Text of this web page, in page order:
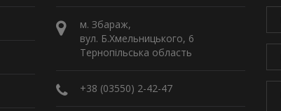
м. Збараж,
вул. Б.Хмельницького, 6
Тернопільська область
+38 (03550) 2-42-47